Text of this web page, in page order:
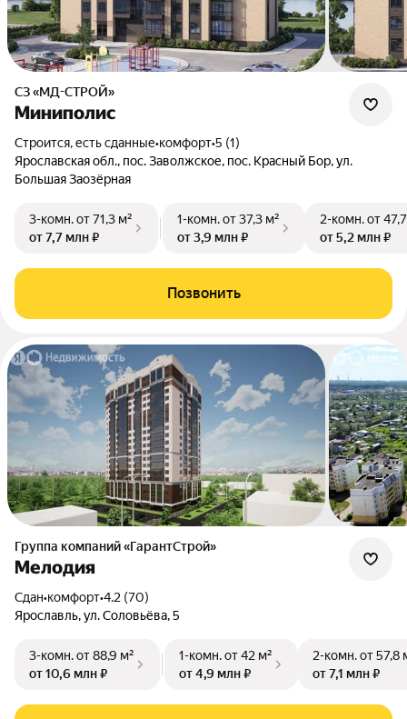
СЗ «МД-СТРОЙ»
Миниполис
Строится, есть сданные•комфорт•5 (1)
Ярославская обл., пос. Заволжское, пос. Красный Бор, ул.
Большая Заозёрная
3-комн.от 71,3 м²
от 7,7 млн ₽
1-комн.от 37,3 м²
от 3,9 млн ₽
2-комн.от
от 5,2 млн ₽
Позвонить
Группа компаний «ГарантСтрой»
Мелодия
Сдан•комфорт•4.2 (70)
Ярославль, ул. Соловьёва, 5
3-комн.от 88,9 м²
от 10,6 млн ₽
1-комн.от 42 м²
от 4,9 млн ₽
2-комн.от 57,8
от 7,1 млн ₽